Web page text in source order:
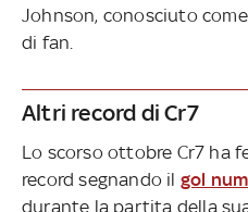
Johnson, conosciuto
di fan.
Altri record di Cr7
Lo scorso ottobre Cr7 ha
record segnando il gol
durante la partita della